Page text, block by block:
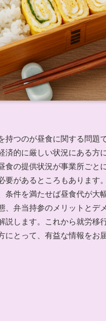
持つのが昼食に関する問題
済的に厳しい状況にある方
食の提供状況が事業所ごと
要があるところもあります
件を満たせば昼食代が大
弁当持参のメリットとデ
説します。これから就労移
とって、有益な情報をお